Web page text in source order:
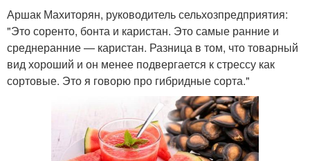
Аршак Махиторян, руководитель сельхозпредприятия:
"Это соренто, бонта и каристан. Это самые ранние и
среднеранние — каристан. Разница в том, что товарный
вид хороший и он менее подвергается к стрессу как
сортовые. Это я говорю про гибридные сорта."